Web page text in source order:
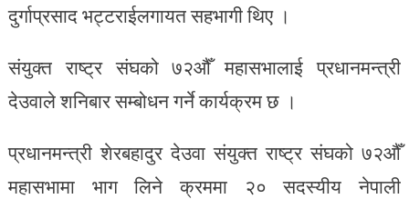
दुर्गाप्रसाद भट्टराईलगायत सहभागी थिए ।
संयुक्त राष्ट्र संघको ७२औँ महासभालाई प्रधानमन्त्री
देउवाले शनिबार सम्बोधन गर्ने कार्यक्रम छ ।
प्रधानमन्त्री शेरबहादुर देउवा संयुक्त राष्ट्र संघको ७२औँ
महासभामा भाग लिने क्रममा २० सदस्यीय नेपाली